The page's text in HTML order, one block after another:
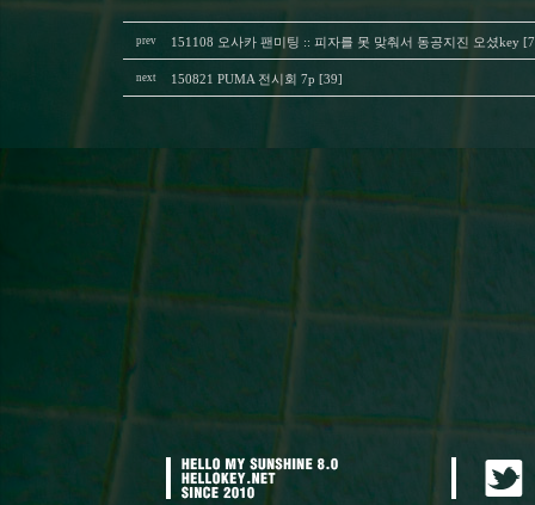
prev 151108 오사카 팬미팅 :: 피자를 못 맞춰서 동공지진 오셨key
next 150821 PUMA 전시회 7p [39]